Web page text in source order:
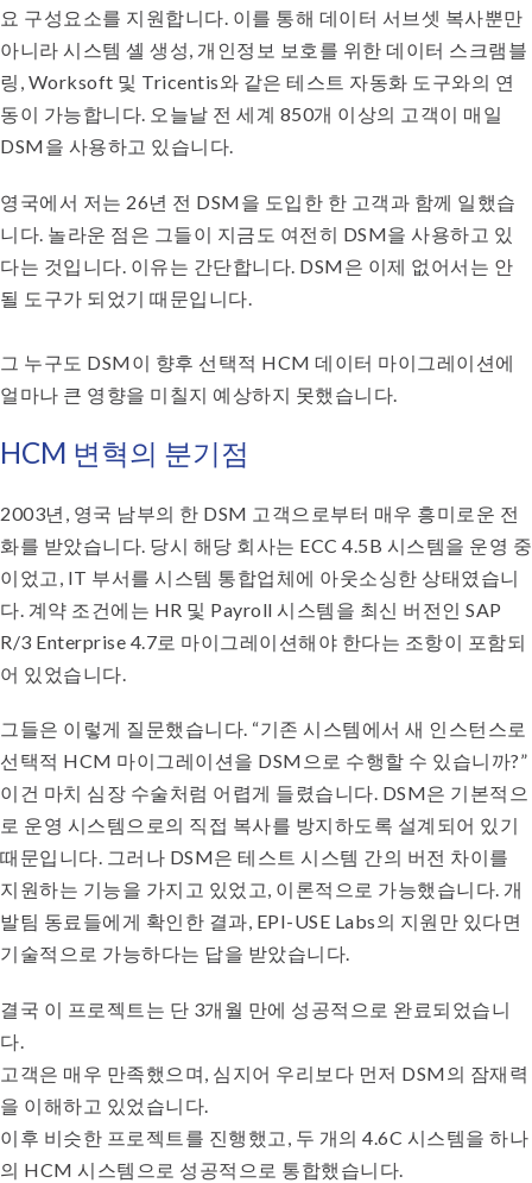
요 구성요소를 지원합니다. 이를 통해 데이터 서브셋 복사뿐만
아니라 시스템 셸 생성, 개인정보 보호를 위한 데이터 스크램블
링, Worksoft 및 Tricentis와 같은 테스트 자동화 도구와의 연
동이 가능합니다. 오늘날 전 세계 850개 이상의 고객이 매일
DSM을 사용하고 있습니다.
영국에서 저는 26년 전 DSM을 도입한 한 고객과 함께 일했습
니다. 놀라운 점은 그들이 지금도 여전히 DSM을 사용하고 있
다는 것입니다. 이유는 간단합니다. DSM은 이제 없어서는 안
될 도구가 되었기 때문입니다.
그 누구도 DSM이 향후 선택적 HCM 데이터 마이그레이션에
얼마나 큰 영향을 미칠지 예상하지 못했습니다.
HCM 변혁의 분기점
2003년, 영국 남부의 한 DSM 고객으로부터 매우 흥미로운 전
화를 받았습니다. 당시 해당 회사는 ECC 4.5B 시스템을 운영 중
이었고, IT 부서를 시스템 통합업체에 아웃소싱한 상태였습니
다. 계약 조건에는 HR 및 Payroll 시스템을 최신 버전인 SAP
R/3 Enterprise 4.7로 마이그레이션해야 한다는 조항이 포함되
어 있었습니다.
그들은 이렇게 질문했습니다. “기존 시스템에서 새 인스턴스로
선택적 HCM 마이그레이션을 DSM으로 수행할 수 있습니까?”
이건 마치 심장 수술처럼 어렵게 들렸습니다. DSM은 기본적으
로 운영 시스템으로의 직접 복사를 방지하도록 설계되어 있기
때문입니다. 그러나 DSM은 테스트 시스템 간의 버전 차이를
지원하는 기능을 가지고 있었고, 이론적으로 가능했습니다. 개
발팀 동료들에게 확인한 결과, EPI-USE Labs의 지원만 있다면
기술적으로 가능하다는 답을 받았습니다.
결국 이 프로젝트는 단 3개월 만에 성공적으로 완료되었습니
다.
고객은 매우 만족했으며, 심지어 우리보다 먼저 DSM의 잠재력
을 이해하고 있었습니다.
이후 비슷한 프로젝트를 진행했고, 두 개의 4.6C 시스템을 하나
의 HCM 시스템으로 성공적으로 통합했습니다.